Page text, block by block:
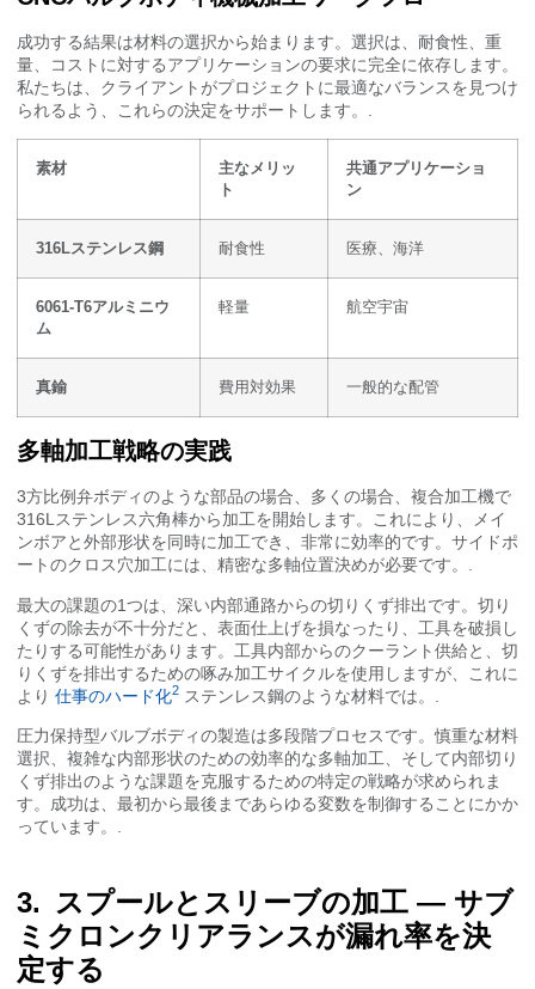
成功する結果は材料の選択から始まります。選択は、耐食性、重
量、コストに対するアプリケーションの要求に完全に依存します。
私たちは、クライアントがプロジェクトに最適なバランスを見つけ
られるよう、これらの決定をサポートします。.
素材
主なメリッ
ト
共通アプリケーショ
ン
316Lステンレス鋼 耐食性 医療、海洋
6061-T6アルミニウ
ム
軽量 航空宇宙
真鍮 費用対効果 一般的な配管
多軸加工戦略の実践
3方比例弁ボディのような部品の場合、多くの場合、複合加工機で
316Lステンレス六角棒から加工を開始します。これにより、メイ
ンボアと外部形状を同時に加工でき、非常に効率的です。サイドポ
ートのクロス穴加工には、精密な多軸位置決めが必要です。.
最大の課題の1つは、深い内部通路からの切りくず排出です。切り
くずの除去が不十分だと、表面仕上げを損なったり、工具を破損し
たりする可能性があります。工具内部からのクーラント供給と、切
りくずを排出するための啄み加工サイクルを使用しますが、これに
より 仕事のハード化2 ステンレス鋼のような材料では。.
圧力保持型バルブボディの製造は多段階プロセスです。慎重な材料
選択、複雑な内部形状のための効率的な多軸加工、そして内部切り
くず排出のような課題を克服するための特定の戦略が求められま
す。成功は、最初から最後まであらゆる変数を制御することにかか
っています。.
スプールとスリーブの加工 — サブ
ミクロンクリアランスが漏れ率を決
定する